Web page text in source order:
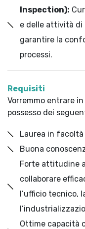
Inspection):
e delle attività di
garantire la
processi.
Requisiti
Vorremmo entrare
possesso dei
Laurea in
Buona
Forte attitudine
collaborare
l’ufficio tecnico,
Ottime capacità